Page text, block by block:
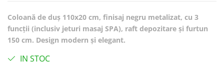
Coloană de duș 110x20 cm, finisaj negru metalizat, cu 3
funcții (inclusiv jeturi masaj SPA), raft depozitare și furtun
150 cm. Design modern și elegant.
IN STOC